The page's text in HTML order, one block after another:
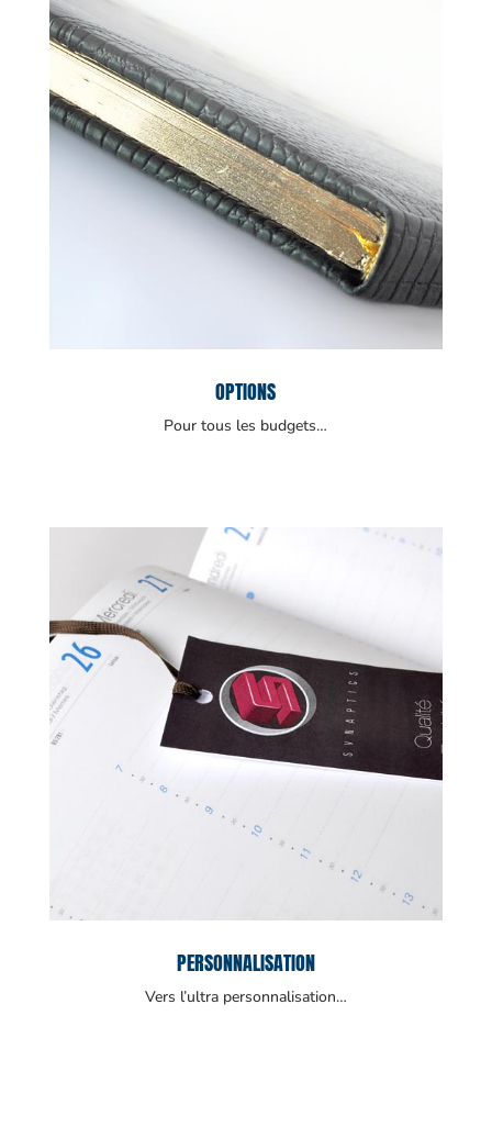
OPTIONS
Pour tous les budgets…
PERSONNALISATION
Vers l’ultra personnalisation…